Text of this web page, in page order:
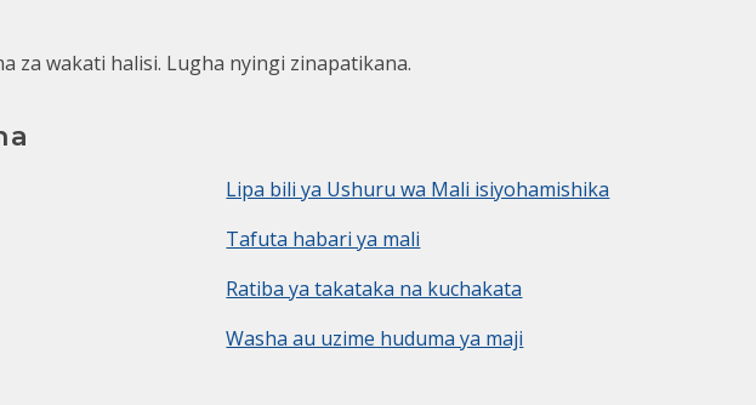
za wakati halisi. Lugha nyingi zinapatikana.
Lipa bili ya Ushuru wa Mali isiyohamishika
Tafuta habari ya mali
Ratiba ya takataka na kuchakata
Washa au uzime huduma ya maji